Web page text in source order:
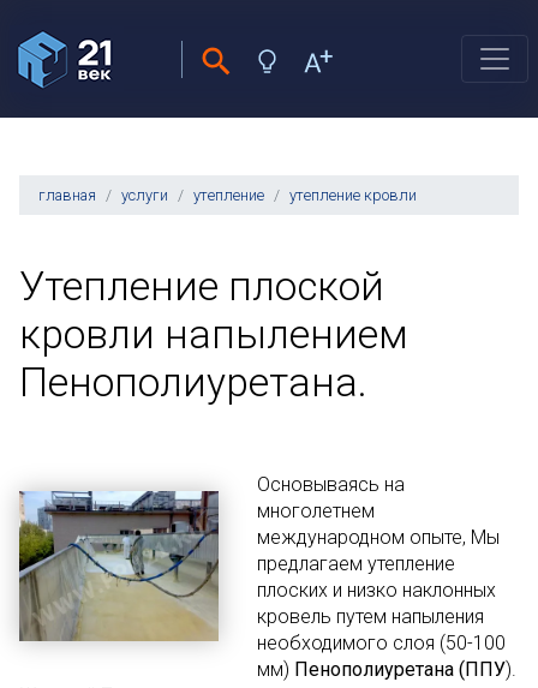
главная услуги утепление утепление кровли
Утепление плоской
кровли напылением
Пенополиуретана.
Основываясь на
многолетнем
международном опыте, Мы
предлагаем утепление
плоских и низко наклонных
кровель путем напыления
необходимого слоя (50-100
мм) Пенополиуретана (ППУ).